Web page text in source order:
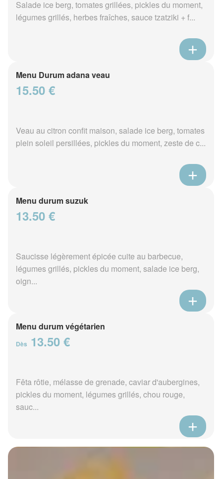
Salade ice berg, tomates grillées, pickles du moment,
légumes grillés, herbes fraîches, sauce tzatziki + f...
Menu Durum adana veau
15.50 €
Veau au citron confit maison, salade ice berg, tomates
plein soleil persillées, pickles du moment, zeste de c...
Menu durum suzuk
13.50 €
Saucisse légèrement épicée cuite au barbecue,
légumes grillés, pickles du moment, salade ice berg,
oign...
Menu durum végétarien
Dès 13.50 €
Fêta rôtie, mélasse de grenade, caviar d'aubergines,
pickles du moment, légumes grillés, chou rouge,
sauc...